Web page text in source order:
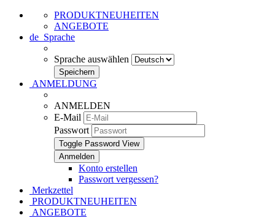
PRODUKTNEUHEITEN
ANGEBOTE
de Sprache
Sprache auswählen
ANMELDUNG
ANMELDEN
E-Mail
Passwort
Toggle Password View
Konto erstellen
Passwort vergessen?
Merkzettel
PRODUKTNEUHEITEN
ANGEBOTE